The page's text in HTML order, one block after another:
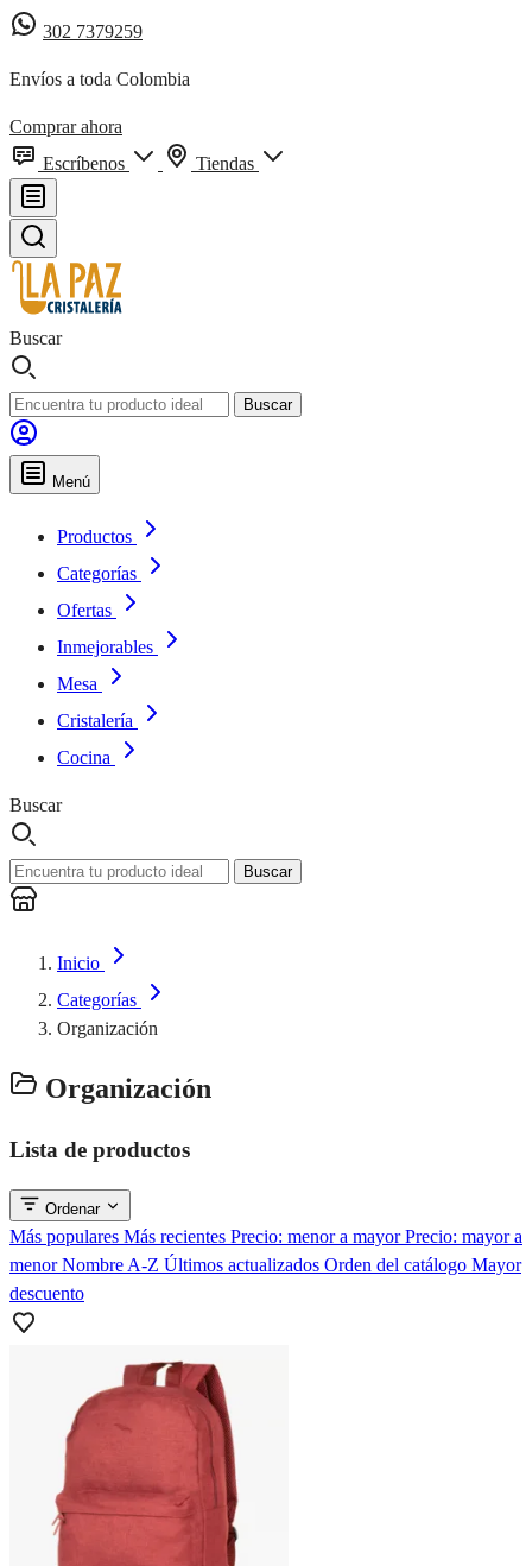
302 7379259
Envíos a toda Colombia
Comprar ahora
Escríbenos
Tiendas
Buscar
Buscar
Menú
Productos
Categorías
Ofertas
Inmejorables
Mesa
Cristalería
Cocina
Buscar
Buscar
Inicio
Categorías
Organización
Organización
Lista de productos
Ordenar
Más populares Más recientes Precio: menor a mayorPrecio: mayor a
menorNombre A-Z Últimos actualizados Orden del catálogo Mayor
descuento